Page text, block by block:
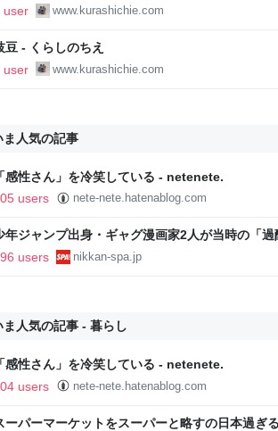
user
www.kurashichie.com
豆 - くらしのちえ
user
www.kurashichie.com
ま人気の記事
「感性さん」を冷笑している - netenete.
users
nete-nete.hatenablog.com
年ジャンプ出身・ギャグ漫画家2人が当時の「
る。「ヘルニアで入院しても原稿は落とさない
users nikkan-spa.jp
ま人気の記事 - 暮らし
「感性さん」を冷笑している - netenete.
users
nete-nete.hatenablog.com
ーパーマーケットをスーパーと略すの日本過ぎ